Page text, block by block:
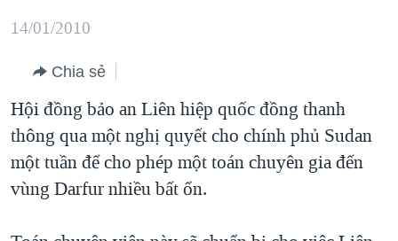
chính
hướng
chính
Đi
tới
THẾ GIỚI
DIỄN ĐÀN
MỤC
TỰ DO BÁO CHÍ
VẠCH TRẦN TIN GIẢ
CHUYÊN ĐỀ
CHIẾN TRANH THƯƠNG MẠI CỦA MỸ: QUÁ KHỨ VÀ HIỆN
TẠI
HỌC TIẾNG ANH
14/01/2010
Chia sẻ
Hội đồng bảo an Liên hiệp quốc đồng thanh
thông qua một nghị quyết cho chính phủ Sudan
một tuần để cho phép một toán chuyên gia đến
vùng Darfur nhiều bất ổn.